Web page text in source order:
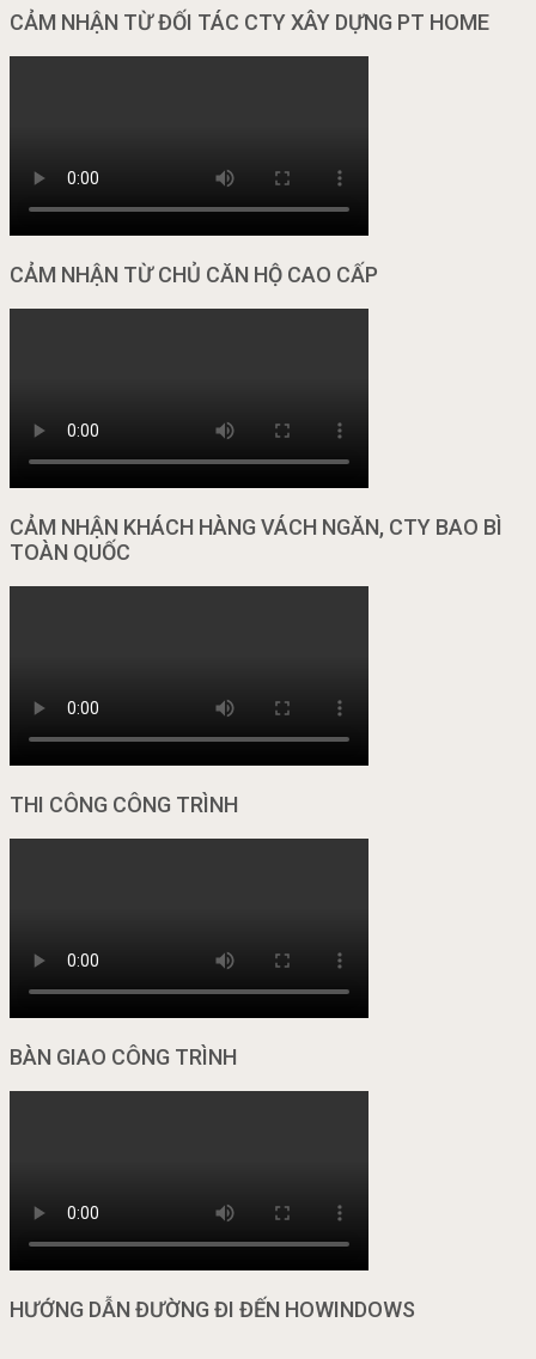
CẢM NHẬN TỪ ĐỐI TÁC CTY XÂY DỰNG PT HOME
CẢM NHẬN TỪ CHỦ CĂN HỘ CAO CẤP
CẢM NHẬN KHÁCH HÀNG VÁCH NGĂN, CTY BAO BÌ
TOÀN QUỐC
THI CÔNG CÔNG TRÌNH
BÀN GIAO CÔNG TRÌNH
HƯỚNG DẪN ĐƯỜNG ĐI ĐẾN HOWINDOWS